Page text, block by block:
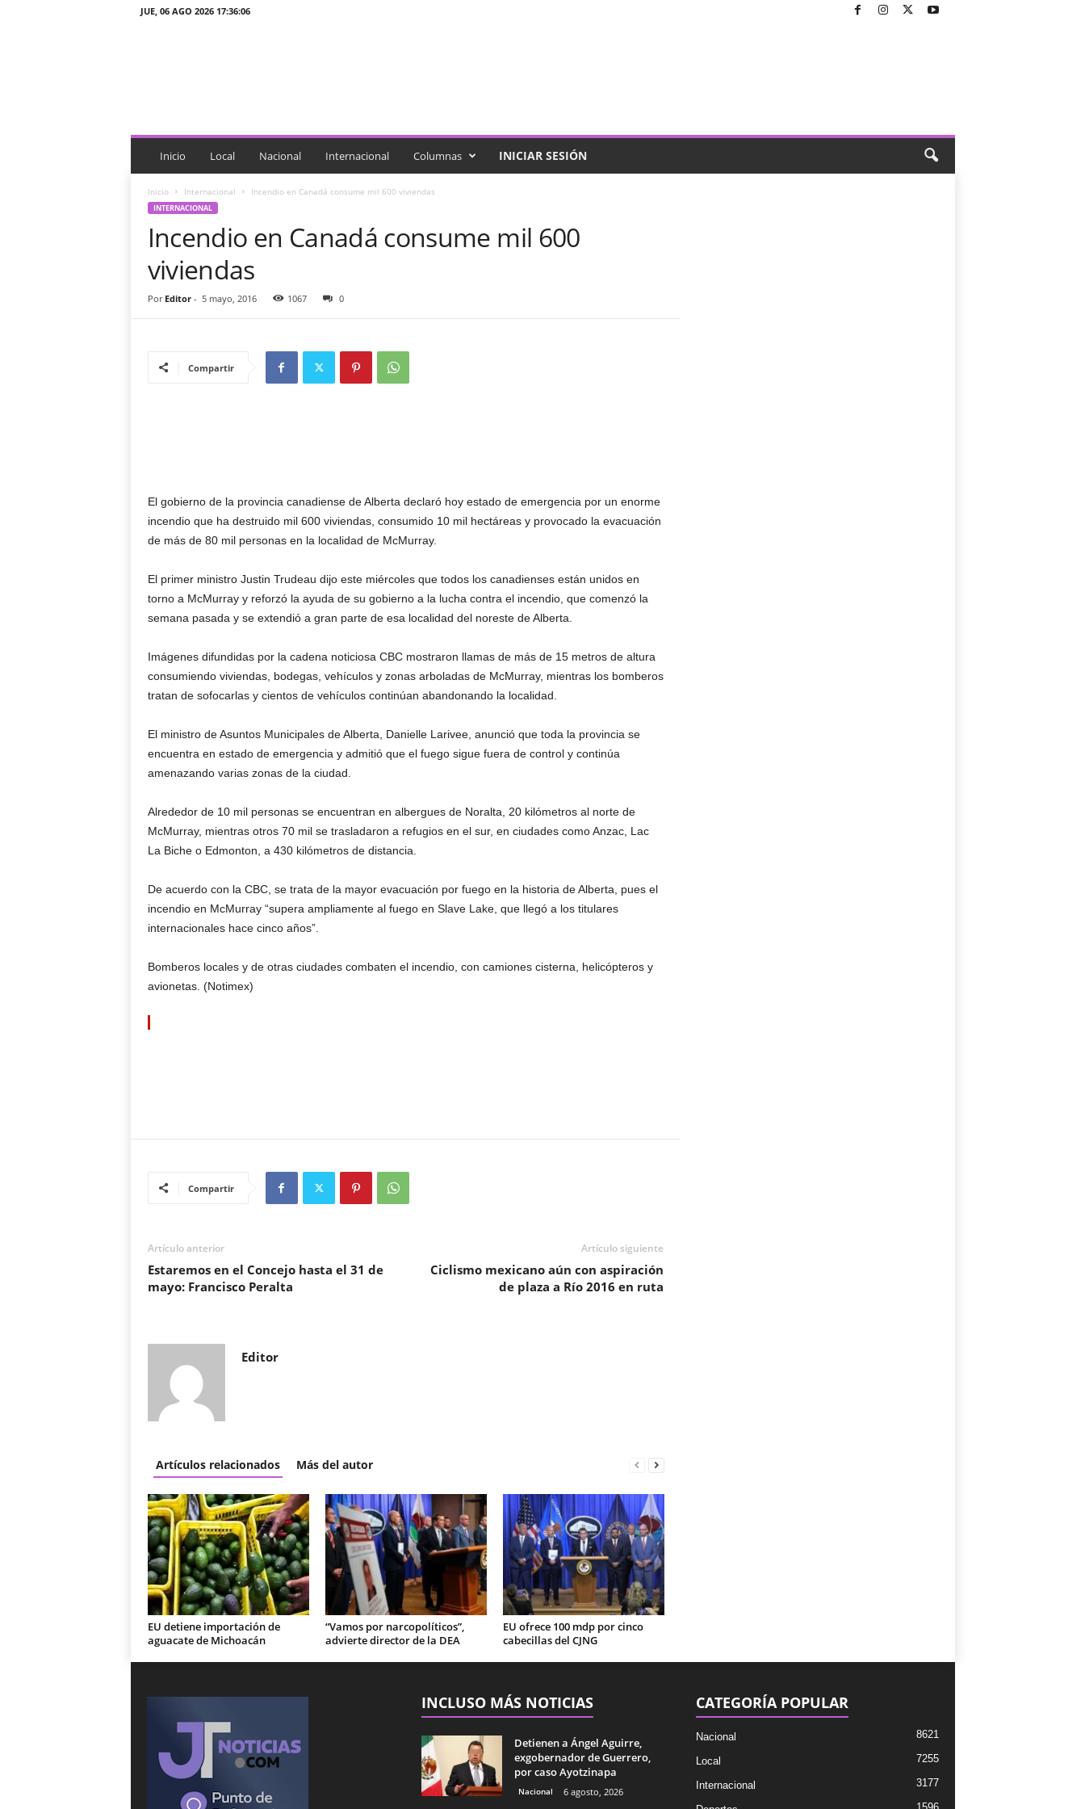
JUE, 06 AGO 2026 17:36:06
c
a
Inicio Local Nacional Internacional Columnas INICIAR SESIÓN
Inicio Internacional Incendio en Canadá consume mil 600 viviendas
INTERNACIONAL
Incendio en Canadá consume mil 600
viviendas
Por Editor- 5 mayo, 2016 1067 0
Compartir
El gobierno de la provincia canadiense de Alberta declaró hoy estado de emergencia por un enorme
incendio que ha destruido mil 600 viviendas, consumido 10 mil hectáreas y provocado la evacuación
de más de 80 mil personas en la localidad de McMurray.
El primer ministro Justin Trudeau dijo este miércoles que todos los canadienses están unidos en
torno a McMurray y reforzó la ayuda de su gobierno a la lucha contra el incendio, que comenzó la
semana pasada y se extendió a gran parte de esa localidad del noreste de Alberta.
Imágenes difundidas por la cadena noticiosa CBC mostraron llamas de más de 15 metros de altura
consumiendo viviendas, bodegas, vehículos y zonas arboladas de McMurray, mientras los bomberos
tratan de sofocarlas y cientos de vehículos continúan abandonando la localidad.
El ministro de Asuntos Municipales de Alberta, Danielle Larivee, anunció que toda la provincia se
encuentra en estado de emergencia y admitió que el fuego sigue fuera de control y continúa
amenazando varias zonas de la ciudad.
Alrededor de 10 mil personas se encuentran en albergues de Noralta, 20 kilómetros al norte de
McMurray, mientras otros 70 mil se trasladaron a refugios en el sur, en ciudades como Anzac, Lac
La Biche o Edmonton, a 430 kilómetros de distancia.
De acuerdo con la CBC, se trata de la mayor evacuación por fuego en la historia de Alberta, pues el
incendio en McMurray “supera ampliamente al fuego en Slave Lake, que llegó a los titulares
internacionales hace cinco años”.
Bomberos locales y de otras ciudades combaten el incendio, con camiones cisterna, helicópteros y
avionetas. (Notimex)
Compartir
Artículo anterior
Estaremos en el Concejo hasta el 31 de
mayo: Francisco Peralta
Artículo siguiente
Ciclismo mexicano aún con aspiración
de plaza a Río 2016 en ruta
Editor
Artículos relacionados Más del autor
EU detiene importación de
aguacate de Michoacán
“Vamos por narcopolíticos”,
advierte director de la DEA
EU ofrece 100 mdp por cinco
cabecillas del CJNG
INCLUSO MÁS NOTICIAS
Detienen a Ángel Aguirre,
exgobernador de Guerrero,
por caso Ayotzinapa
Nacional 6 agosto, 2026
CATEGORÍA POPULAR
Nacional 8621
Local 7255
Internacional 3177